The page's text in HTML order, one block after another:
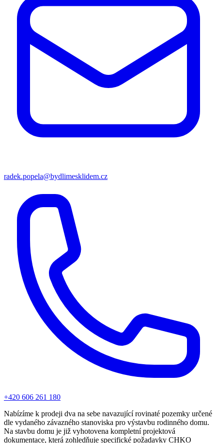
radek.popela@bydlimesklidem.cz
+420 606 261 180
Nabízíme k prodeji dva na sebe navazující rovinaté pozemky určené
dle vydaného závazného stanoviska pro výstavbu rodinného domu.
Na stavbu domu je již vyhotovena kompletní projektová
dokumentace, která zohledňuje specifické požadavky CHKO